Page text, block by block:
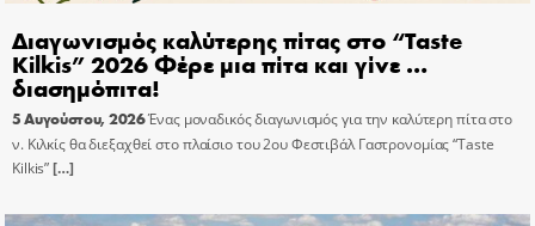
Διαγωνισμός καλύτερης πίτας στο “Taste
Kilkis” 2026 Φέρε μια πίτα και γίνε …
διασημόπιτα!
5 Αυγούστου, 2026Ένας μοναδικός διαγωνισμός για την καλύτερη πίτα στο
ν. Κιλκίς θα διεξαχθεί στο πλαίσιο του 2ου Φεστιβάλ Γαστρονομίας “Taste
Kilkis”[…]